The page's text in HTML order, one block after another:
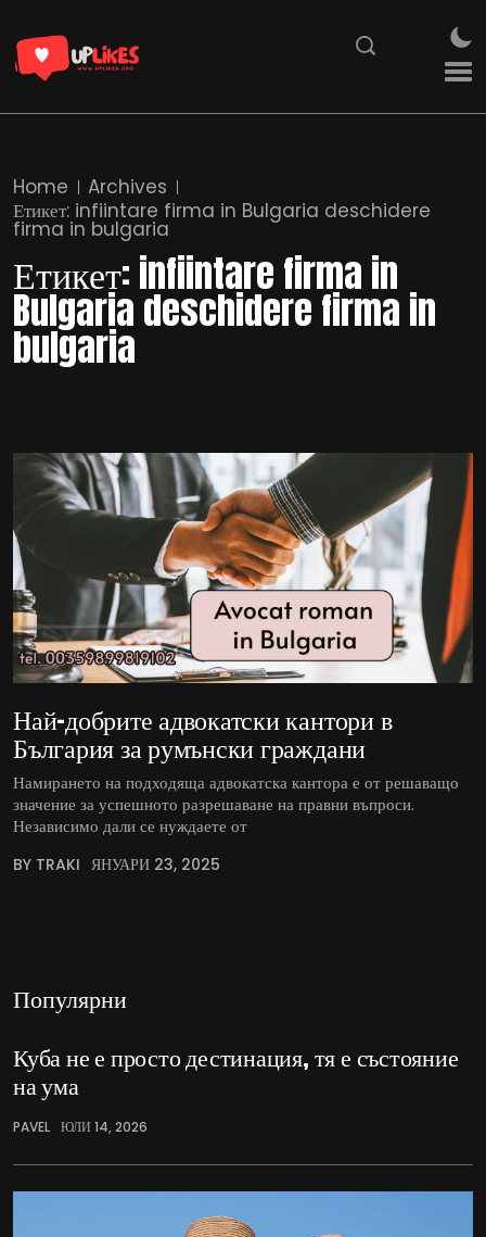
Home
Archives
Етикет: infiintare firma in Bulgaria deschidere
firma in bulgaria
Етикет:infiintare firma in
Bulgaria deschidere firma in
bulgaria
Най-добрите адвокатски кантори в
България за румънски граждани
Намирането на подходяща адвокатска кантора е от решаващо
значение за успешното разрешаване на правни въпроси.
Независимо дали се нуждаете от
BY TRAKI ЯНУАРИ 23, 2025
Популярни
Куба не е просто дестинация, тя е състояние
на ума
PAVEL ЮЛИ 14, 2026